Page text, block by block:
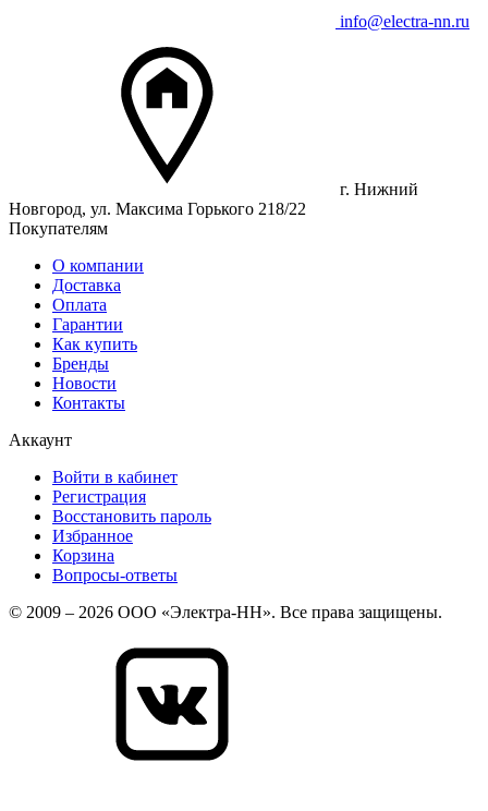
info@electra-nn.ru
г. Нижний
Новгород, ул. Максима Горького 218/22
Покупателям
О компании
Доставка
Оплата
Гарантии
Как купить
Бренды
Новости
Контакты
Аккаунт
Войти в кабинет
Регистрация
Восстановить пароль
Избранное
Корзина
Вопросы-ответы
© 2009 – 2026 ООО «Электра-НН». Все права защищены.